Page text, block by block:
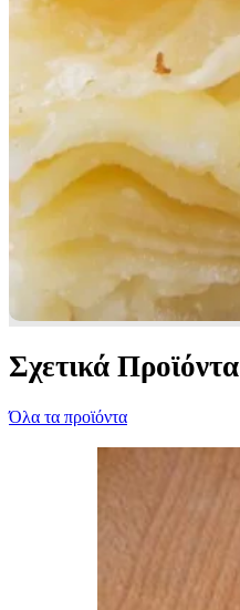
Σχετικά Προϊόντα
Όλα τα προϊόντα